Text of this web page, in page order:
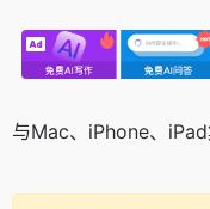
与Mac、iPhone、